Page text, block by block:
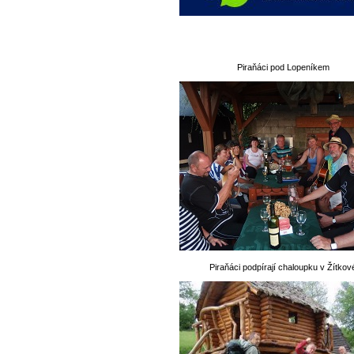
Piraňáci pod Lopeníkem
Piraňáci podpírají chaloupku v